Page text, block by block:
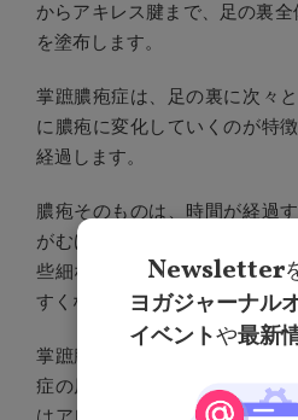
からアキレス腱まで、足の裏
を塗布します。
掌蹠膿疱症は、足の裏に次々
に膿疱に変化していくのが特
経過します。
膿疱そのものは、時間が経過
がむけていき、悪化すると足
些細な刺激でひび割れが起こ
すくなります。
掌蹠膿疱症に対する治療とし
症の原因となっている感染性
はアレルギーを引き起こす金
Newsletter
ヨガジャーナル
イベントや最新